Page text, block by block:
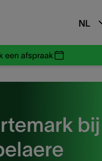
NL
een afspraak
bij